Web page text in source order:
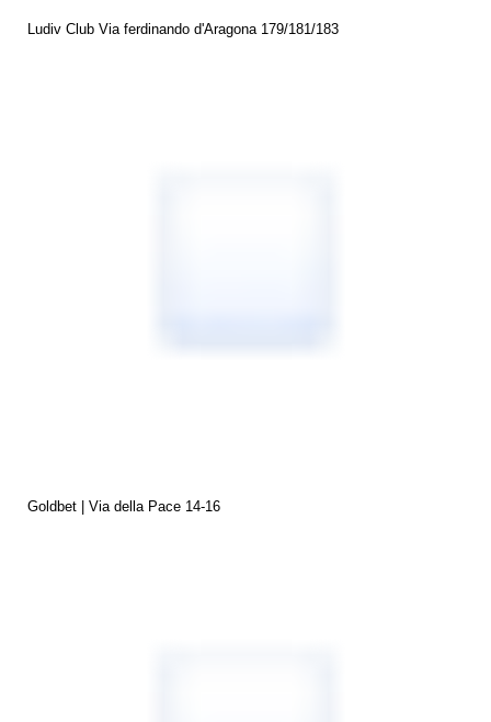
Ludiv Club Via ferdinando d'Aragona 179/181/183
Goldbet | Via della Pace 14-16